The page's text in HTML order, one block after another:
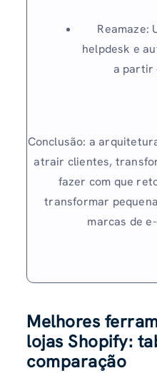
Reamaze:
helpdesk e
a partir
Conclusão: a
atrair clientes,
fazer com que
transformar
marcas de
Melhores
lojas Shopify:
comparação